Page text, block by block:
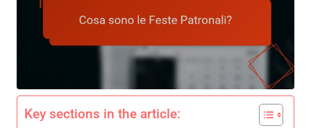
Key sections in the article: